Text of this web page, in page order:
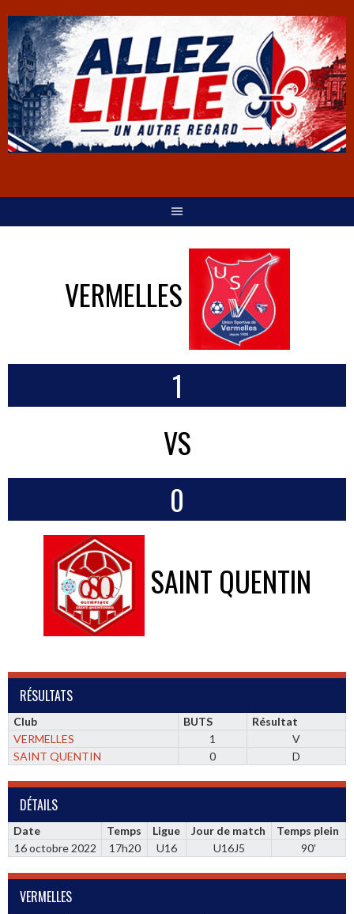
VERMELLES
1
VS
0
SAINT QUENTIN
RÉSULTATS
Club BUTS
Résultat
VERMELLES
1
V
SAINT QUENTIN
0 D
DÉTAILS
Date Temps Ligue Jour de match
Temps plein
16 octobre 2022
17h20 U16 U16J5 90'
VERMELLES